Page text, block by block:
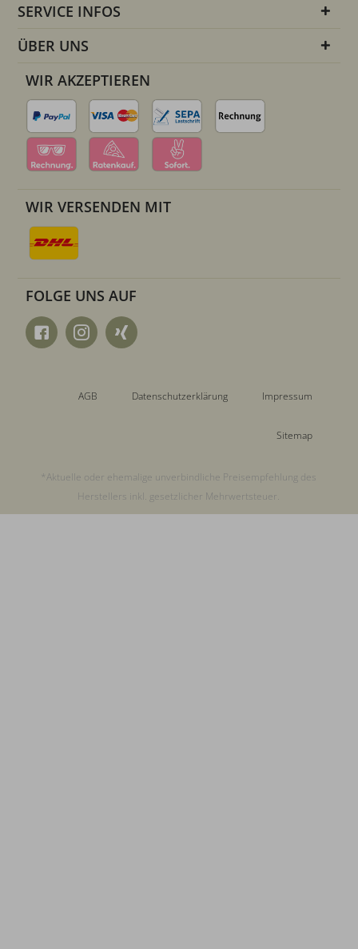
SERVICE INFOS
ÜBER UNS
WIR AKZEPTIEREN
WIR VERSENDEN MIT
FOLGE UNS AUF
AGB Datenschutzerklärung Impressum
Sitemap
*Aktuelle oder ehemalige unverbindliche Preisempfehlung des
Herstellers inkl. gesetzlicher Mehrwertsteuer.